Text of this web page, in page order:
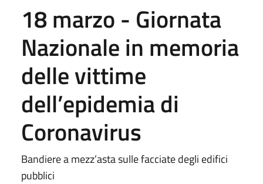
18 marzo - Giornata
Nazionale in memoria
delle vittime
dell’epidemia di
Coronavirus
Bandiere a mezz’asta sulle facciate degli edifici
pubblici